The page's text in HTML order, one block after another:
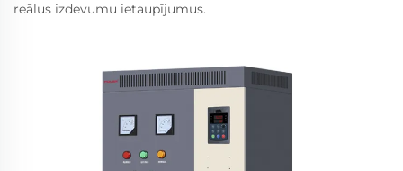
reālus izdevumu ietaupījumus.